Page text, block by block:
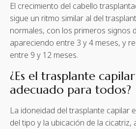
El crecimiento del cabello
sigue un ritmo similar al del
normales, con los primeros signos
apareciendo entre 3 y 4 meses, y
entre 9 y 12 meses.
¿Es el trasplante
adecuado para todos?
La idoneidad del trasplante capilar
del tipo y la ubicación de la cicatriz,